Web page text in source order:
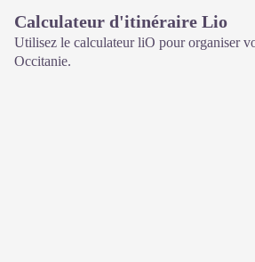
Calculateur d'itinéraire Lio
Utilisez le calculateur liO pour organiser
Occitanie.